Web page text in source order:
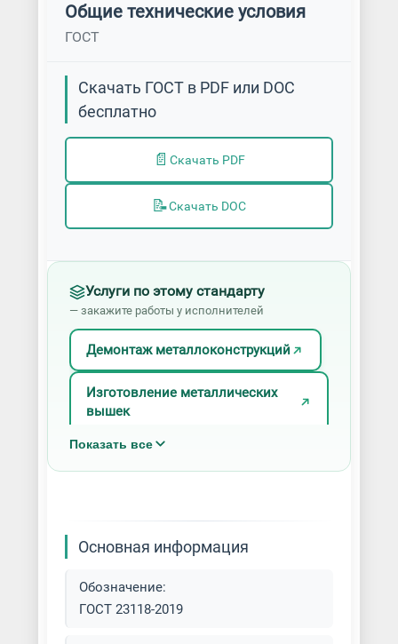
Общие технические условия
ГОСТ
Скачать ГОСТ в PDF или DOC
бесплатно
📄 Скачать PDF
📝Скачать DOC
Услуги по этому стандарту
— закажите работы у исполнителей
Демонтаж металлоконструкций
Изготовление металлических
вышек
Металлоконструкции
Показать все
Основная информация
Обозначение:
ГОСТ 23118-2019